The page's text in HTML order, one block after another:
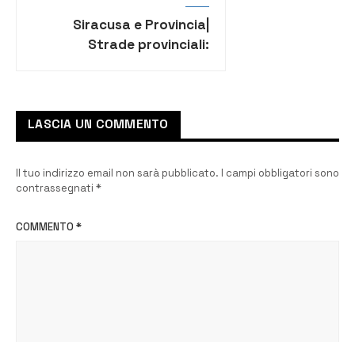
Siracusa e Provincia|
Strade provinciali:
LASCIA UN COMMENTO
Il tuo indirizzo email non sarà pubblicato. I campi obbligatori sono
contrassegnati *
COMMENTO *